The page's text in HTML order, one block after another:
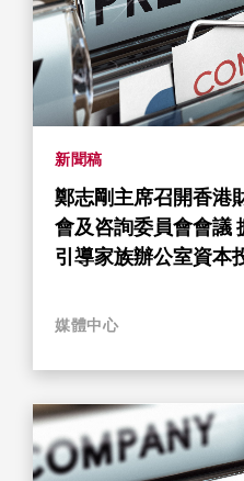
新聞稿
鄭志剛主席召開香港
會及咨詢委員會會議 擴展Impact Link平台
引導家族辦公室資本
媒體中心